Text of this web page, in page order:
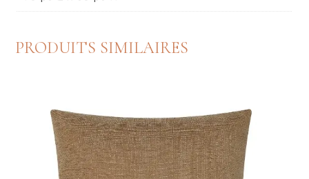
PRODUITS SIMILAIRES